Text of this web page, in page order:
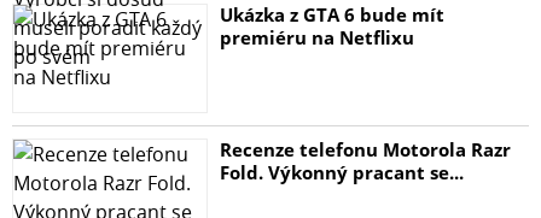
Ukázka z GTA 6 bude mít
premiéru na Netflixu
Recenze telefonu Motorola Razr
Fold. Výkonný pracant se...